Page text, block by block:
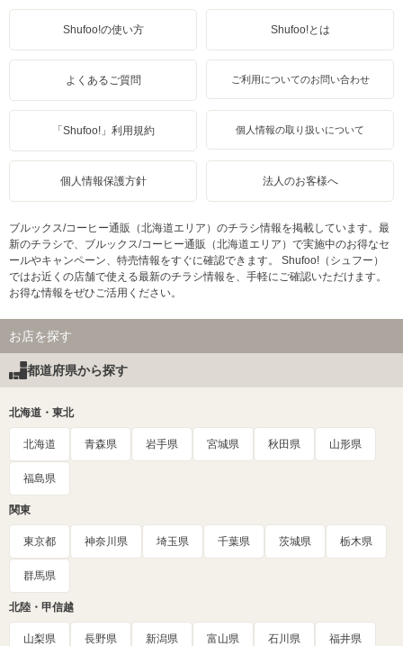
Shufoo!の使い方 Shufoo!とは
よくあるご質問 ご利用についてのお問い合わせ
「Shufoo!」利用規約 個人情報の取り扱いについて
個人情報保護方針 法人のお客様へ
ブルックス/コーヒー通販（北海道エリア）のチラシ情報を掲載しています。最
新のチラシで、ブルックス/コーヒー通販（北海道エリア）で実施中のお得なセ
ールやキャンペーン、特売情報をすぐに確認できます。 Shufoo!（シュフー）
ではお近くの店舗で使える最新のチラシ情報を、手軽にご確認いただけます。
お得な情報をぜひご活用ください。
お店を探す
都道府県から探す
北海道・東北
北海道 青森県 岩手県 宮城県 秋田県 山形県
福島県
関東
東京都 神奈川県 埼玉県 千葉県 茨城県 栃木県
群馬県
北陸・甲信越
山梨県 長野県 新潟県 富山県 石川県 福井県